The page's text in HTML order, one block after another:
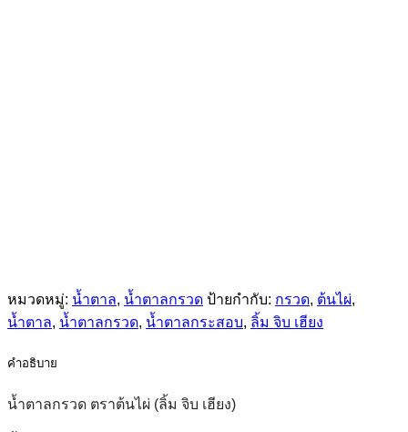
หมวดหมู่: น้ำตาล, น้ำตาลกรวด ป้ายกำกับ: กรวด, ต้นไผ่,
น้ำตาล, น้ำตาลกรวด, น้ำตาลกระสอบ, ลิ้ม จิบ เฮียง
คำอธิบาย
น้ำตาลกรวด ตราต้นไผ่ (ลิ้ม จิบ เฮียง)